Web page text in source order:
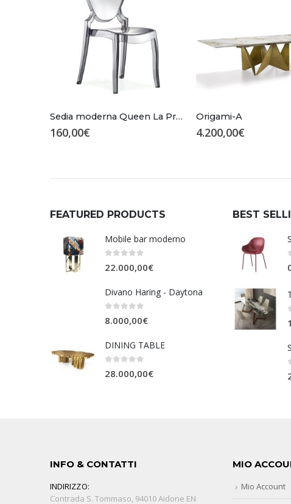
Sedia moderna Queen La Primavera
160,00€
Origami-A
4.200,00€
FEATURED PRODUCTS
Mobile bar moderno
22.000,00€
Divano Haring - Daytona
8.000,00€
DINING TABLE
28.000,00€
BEST
INFO & CONTATTI
INDIRIZZO:
Contrada S. Tommaso, 94010 Aidone EN
MIO
Mio Account